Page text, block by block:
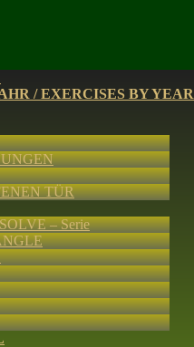
/ EXERCISES BY YEAR
TÜR
– Serie